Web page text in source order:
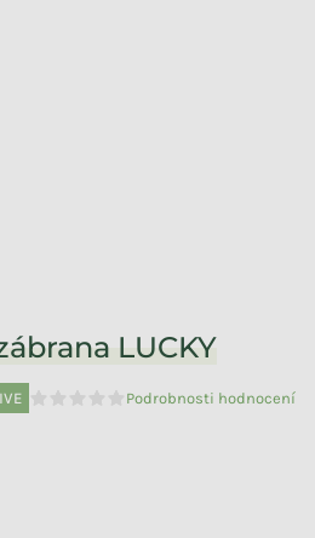
LUCKY
Průměrné hodnocení produktu
Podrobnosti hodnocení